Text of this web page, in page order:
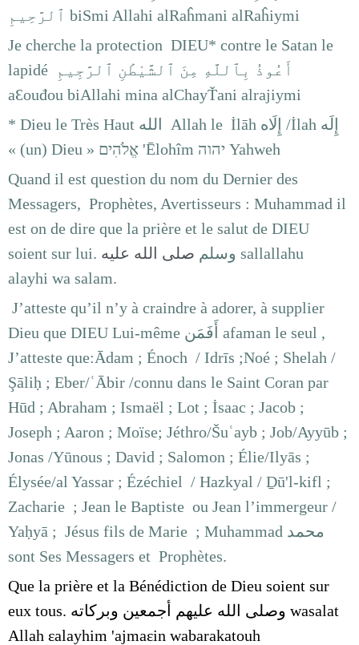
ٱلرَّحِيمِ biSmi Allahi alRaĥmani alRaĥiymi
Je cherche la protection DIEU* contre le Satan le
lapidé أَعُوذُ بِٱللَّهِ مِنَ ٱلشَّيْطَٰنِ ٱلرَّجِيمِ
aƐouđou biAllahi mina alChayŤani alrajiymi
* Dieu le Très Haut الله Allah le İlāh إِلَاه /İlah إِلَه
« (un) Dieu » אֱלֹהִים 'Ēlohîm יהוה Yahweh
Quand il est question du nom du Dernier des
Messagers, Prophètes, Avertisseurs : Muhammad il
est on de dire que la prière et le salut de DIEU
soient sur lui. صلى الله عليه وسلم sallallahu
alayhi wa salam.
J’atteste qu’il n’y à craindre à adorer, à supplier
Dieu que DIEU Lui-même أَفَمَن afaman le seul ,
J’atteste que:Ādam ; Énoch / Idrīs ;Noé ; Shelah /
Şāliḥ ; Eber/ʿĀbir /connu dans le Saint Coran par
Hūd ; Abraham ; Ismaël ; Lot ; İsaac ; Jacob ;
Joseph ; Aaron ; Moïse; Jéthro/Šuʿayb ; Job/Ayyūb ;
Jonas /Yūnous ; David ; Salomon ; Élie/Ilyās ;
Élysée/al Yassar ; Ézéchiel / Hazkyal / Ḏū'l-kifl ;
Zacharie ; Jean le Baptiste ou Jean l’immergeur /
Yaḥyā ; Jésus fils de Marie ; Muhammad محمد
sont Ses Messagers et Prophètes.
Que la prière et la Bénédiction de Dieu soient sur
wasalat
Allah εalayhim 'ajmaεin wabarakatouh